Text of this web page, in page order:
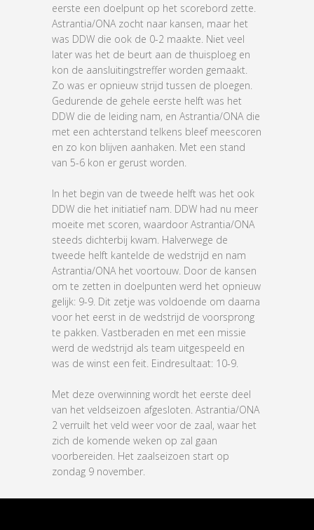
eerste een doelpunt op het scorebord zette.
Astrantia/ONA zocht naar kansen, maar het
was DDW die ook de 0-2 maakte. Niet veel
later was het de beurt aan de thuisploeg en
kon de aansluitingstreffer worden gemaakt.
Zo was er opnieuw strijd tussen de ploegen.
Gedurende de gehele eerste helft was het
DDW die de leiding nam, en Astrantia/ONA die
met een achterstand telkens bleef meescoren
en zo kon blijven aanhaken. Met een stand
van 5-6 kon er gerust worden.
In het begin van de tweede helft was het ook
DDW die het initiatief nam. DDW had nu meer
moeite met scoren, waardoor Astrantia/ONA
steeds dichterbij kwam. Halverwege de
tweede helft kantelde de wedstrijd en nam
Astrantia/ONA het voortouw. Door de kansen
om te zetten in doelpunten werd het opnieuw
gelijk: 9-9. Dit zetje was voldoende om daarna
voor het eerst in de wedstrijd de voorsprong
te pakken. Vastberaden en met een missie
werd de wedstrijd als team uitgespeeld en
was de winst een feit. Eindresultaat: 10-9.
Met deze overwinning wordt het eerste deel
van het veldseizoen afgesloten. Astrantia/ONA
2 verruilt het veld weer voor de zaal, waar het
zich de komende weken op zal gaan
voorbereiden. Het zaalseizoen start op
zondag 9 november.